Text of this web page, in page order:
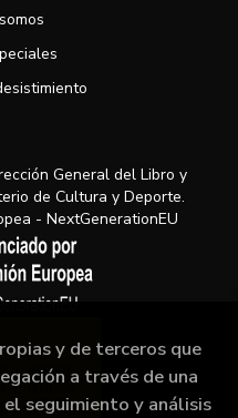
General del Libro y
de Cultura y Deporte.
- NextGenerationEU
y de terceros que
a través de una
seguimiento y análisis